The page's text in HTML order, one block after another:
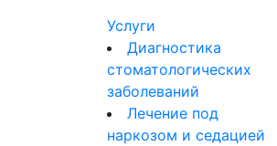
Услуги
Диагностика
стоматологических
заболеваний
Лечение под
наркозом и седацией